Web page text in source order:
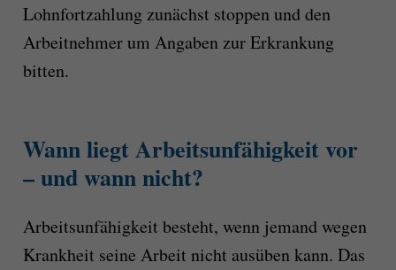
Lohnfortzahlung zunächst stoppen und den
Arbeitnehmer um Angaben zur Erkrankung
bitten.
Wann liegt Arbeitsunfähigkeit vor
– und wann nicht?
Arbeitsunfähigkeit besteht, wenn jemand wegen
Krankheit seine Arbeit nicht ausüben kann. Das